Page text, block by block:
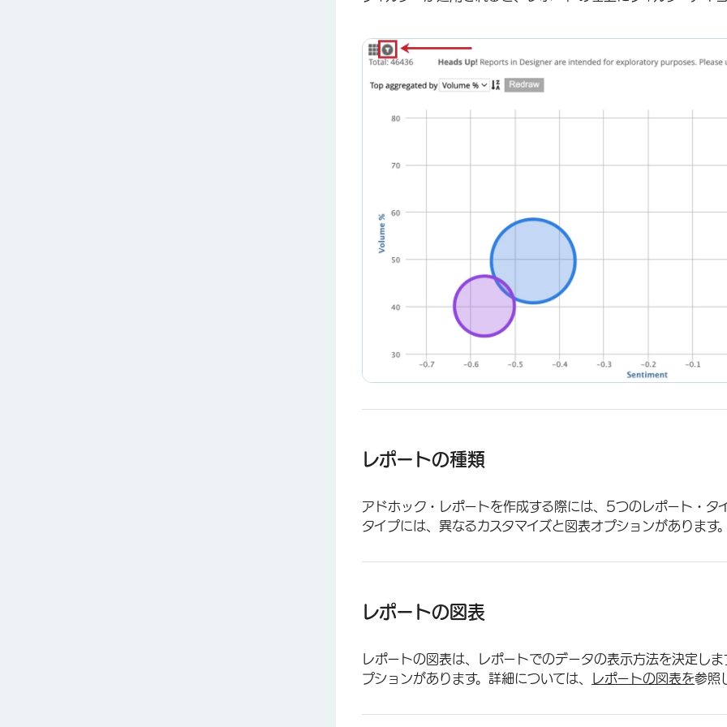
レポートの種類
アドホック・レポートを作成する際には、5つのレポート・タ
タイプには、異なるカスタマイズと図表オプションがあります
レポートの図表
レポートの図表は、レポートでのデータの表示方法を決定し
プションがあります。詳細については、
レポートの図表を参照